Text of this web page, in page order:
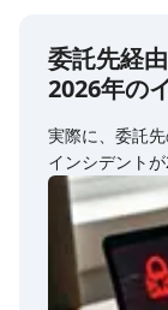
委託先経
2026年の
実際に、​委託
インシデント